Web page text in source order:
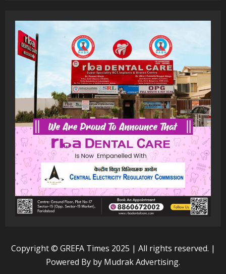
Copyright © GREFA Times 2025 | All rights reserved. |
Powered By by Mudrak Advertising.